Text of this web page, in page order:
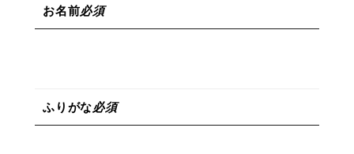
お名前必須
ふりがな必須